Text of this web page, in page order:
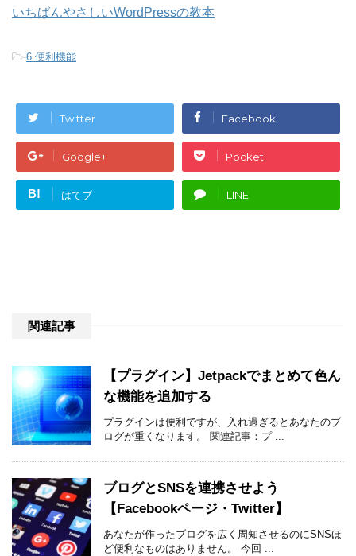
いちばんやさしいWordPressの教本
-6.便利機能
Twitter Facebook
Google+ Pocket
B! はてブ LINE
関連記事
【プラグイン】Jetpackでまとめて色ん
な機能を追加する
プラグインは便利ですが、入れ過ぎるとあなたのブ
ログが重くなります。 関連記事：プ ...
ブログとSNSを連携させよう
【Facebookページ・Twitter】
あなたが作ったブログを広く周知させるのにSNSほ
ど便利なものはありません。 今回 ...